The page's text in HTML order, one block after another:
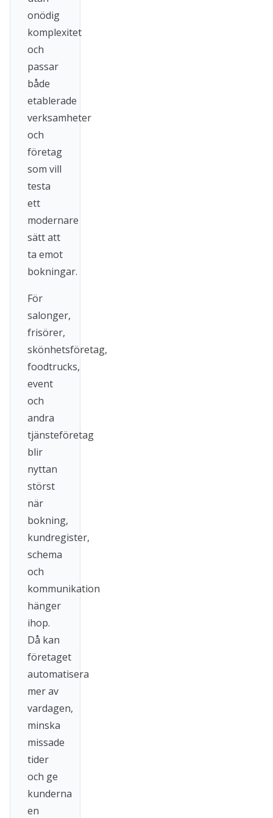
onödig
komplexitet
och
passar
både
etablerade
verksamheter
och
företag
som vill
testa
ett
modernare
sätt att
ta emot
bokningar.
För
salonger,
frisörer,
skönhetsföretag,
foodtrucks,
event
och
andra
tjänsteföretag
blir
nyttan
störst
när
bokning,
kundregister,
schema
och
kommunikation
hänger
ihop.
Då kan
företaget
automatisera
mer av
vardagen,
minska
missade
tider
och ge
kunderna
en